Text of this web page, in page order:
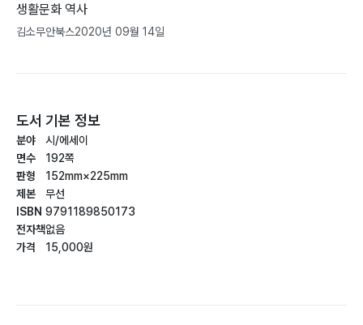
생활문화 역사
김소무안북스2020년 09월 14일
도서 기본 정보
분야
면수
판형
제본
ISBN
전자책
가격
시/에세이
192쪽
152mm×225mm
무선
9791189850173
없음
15,000원